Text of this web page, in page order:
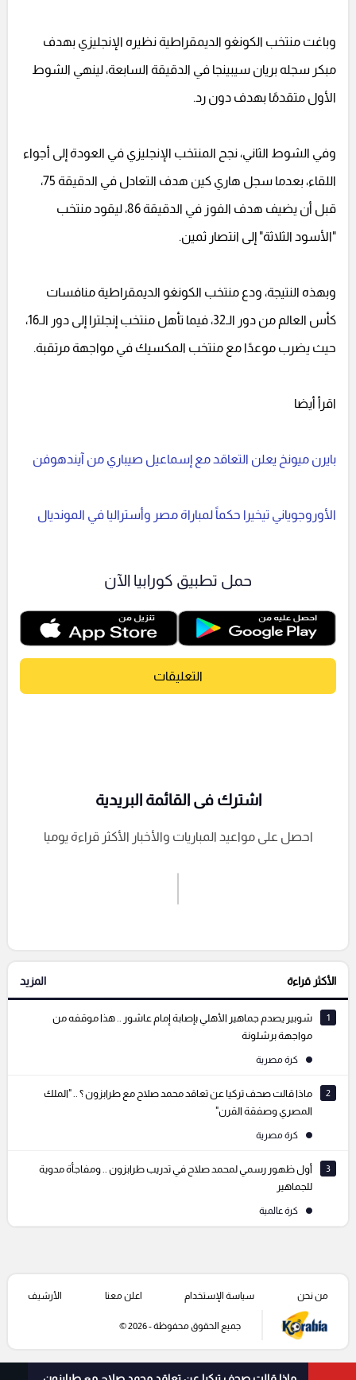
وباغت منتخب الكونغو الديمقراطية نظيره الإنجليزي بهدف
مبكر سجله بريان سيبينجا في الدقيقة السابعة، لينهي الشوط
الأول متقدمًا بهدف دون رد.
وفي الشوط الثاني، نجح المنتخب الإنجليزي في العودة إلى أجواء
اللقاء، بعدما سجل هاري كين هدف التعادل في الدقيقة 75،
قبل أن يضيف هدف الفوز في الدقيقة 86، ليقود منتخب
"الأسود الثلاثة" إلى انتصار ثمين.
وبهذه النتيجة، ودع منتخب الكونغو الديمقراطية منافسات
كأس العالم من دور الـ32، فيما تأهل منتخب إنجلترا إلى دور الـ16،
حيث يضرب موعدًا مع منتخب المكسيك في مواجهة مرتقبة.
اقرأ أيضا
بايرن ميونخ يعلن التعاقد مع إسماعيل صيباري من آيندهوفن
الأوروجوياني تيخيرا حكماً لمباراة مصر وأستراليا في المونديال
حمل تطبيق كورابيا الآن
التعليقات
إرسال تعليق
التعليقات السابقة
اشترك فى القائمة البريدية
احصل على مواعيد المباريات والأخبار الأكثر قراءة يوميا
الأكثر قراءة المزيد
1
شوبير يصدم جماهير الأهلي بإصابة إمام عاشور .. هذا موقفه من
مواجهة برشلونة
كرة مصرية
2
ماذا قالت صحف تركيا عن تعاقد محمد صلاح مع طرابزون ؟ .. "الملك
المصري وصفقة القرن"
كرة مصرية
3
أول ظهور رسمي لمحمد صلاح في تدريب طرابزون .. ومفاجأة مدوية
للجماهير
كرة عالمية
من نحن سياسة الإستخدام اعلن معنا الأرشيف
جميع الحقوق محفوظة - 2026 ©